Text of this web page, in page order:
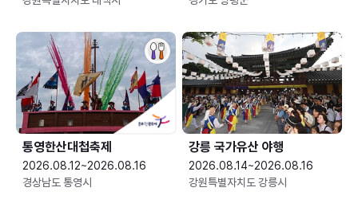
통영한산대첩축제
2026.08.12~2026.08.16
경상남도 통영시
강릉 국가유산 야행
2026.08.14~2026.08.16
강원특별자치도 강릉시